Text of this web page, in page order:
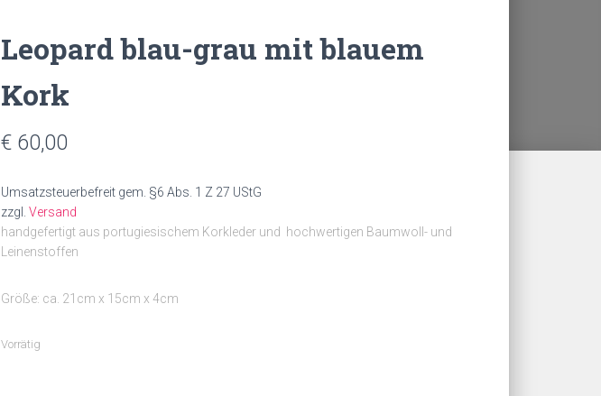
Leopard blau-grau mit blauem
Kork
€ 60,00
Umsatzsteuerbefreit gem. §6 Abs. 1 Z 27 UStG
zzgl. Versand
handgefertigt aus portugiesischem Korkleder und hochwertigen Baumwoll- und
Leinenstoffen
Größe: ca. 21cm x 15cm x 4cm
Vorrätig